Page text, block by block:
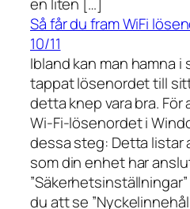
Så får du fram WiFi
10/11
Ibland kan man hamna
tappat lösenordet till
detta knep vara bra.
Wi-Fi-lösenordet i
dessa steg: Detta listar
som din enhet har
du att se